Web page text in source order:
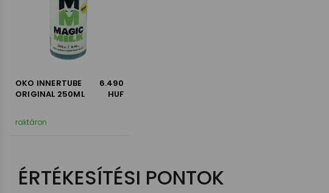
OKO INNERTUBE
ORIGINAL 250ML
6.490
HUF
raktáron
ÉRTÉKESÍTÉSI PONTOK